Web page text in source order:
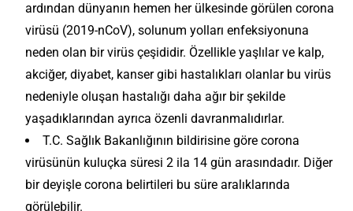
ardından dünyanın hemen her ülkesinde görülen corona
virüsü (2019-nCoV), solunum yolları enfeksiyonuna
neden olan bir virüs çeşididir. Özellikle yaşlılar ve kalp,
akciğer, diyabet, kanser gibi hastalıkları olanlar bu virüs
nedeniyle oluşan hastalığı daha ağır bir şekilde
yaşadıklarından ayrıca özenli davranmalıdırlar.
T.C. Sağlık Bakanlığının bildirisine göre corona
virüsünün kuluçka süresi 2 ila 14 gün arasındadır. Diğer
bir deyişle corona belirtileri bu süre aralıklarında
görülebilir.